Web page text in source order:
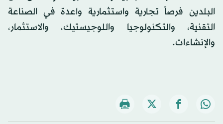
البلدين فرصاً تجارية واستثمارية واعدة في الصناعة
التقنية، والتكنولوجيا واللوجيستيك، والاستثمار،
والإنشاءات.